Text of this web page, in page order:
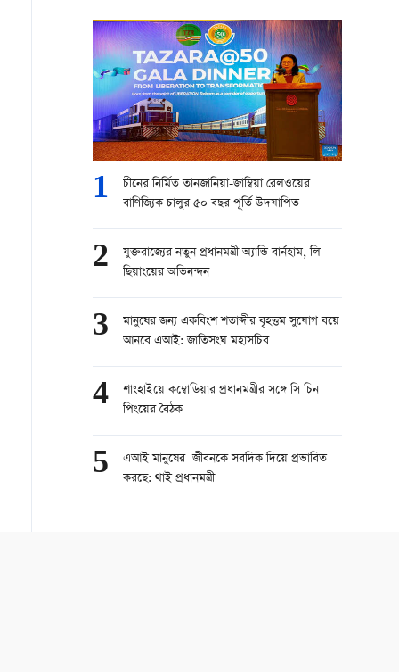
1
চীনের নির্মিত তানজানিয়া-জাম্বিয়া রেলওয়ের
বাণিজ্যিক চালুর ৫০ বছর পূর্তি উদযাপিত
2
যুক্তরাজ্যের নতুন প্রধানমন্ত্রী অ্যান্ডি বার্নহাম, লি
ছিয়াংয়ের অভিনন্দন
3
মানুষের জন্য একবিংশ শতাব্দীর বৃহত্তম সুযোগ বয়ে
আনবে এআই: জাতিসংঘ মহাসচিব
4
শাংহাইয়ে কম্বোডিয়ার প্রধানমন্ত্রীর সঙ্গে সি চিন
পিংয়ের বৈঠক
5
এআই মানুষের জীবনকে সবদিক দিয়ে প্রভাবিত
করছে: থাই প্রধানমন্ত্রী